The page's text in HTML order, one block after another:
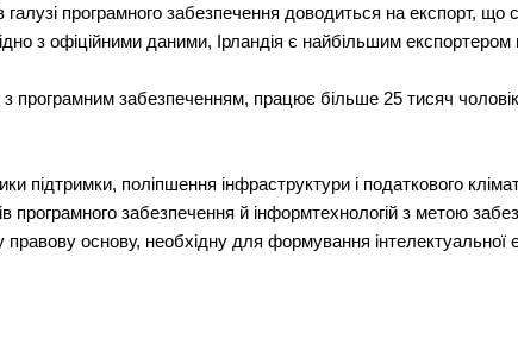
галузі програмного забезпечення доводиться на експорт, що
з офіційними даними, Ірландія є найбільшим експортером
з програмним забезпеченням, працює більше 25 тисяч
підтримки, поліпшення інфраструктури і податкового
програмного забезпечення й інформтехнологій з метою
правову основу, необхідну для формування інтелектуальної